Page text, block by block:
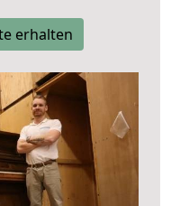
erhalten